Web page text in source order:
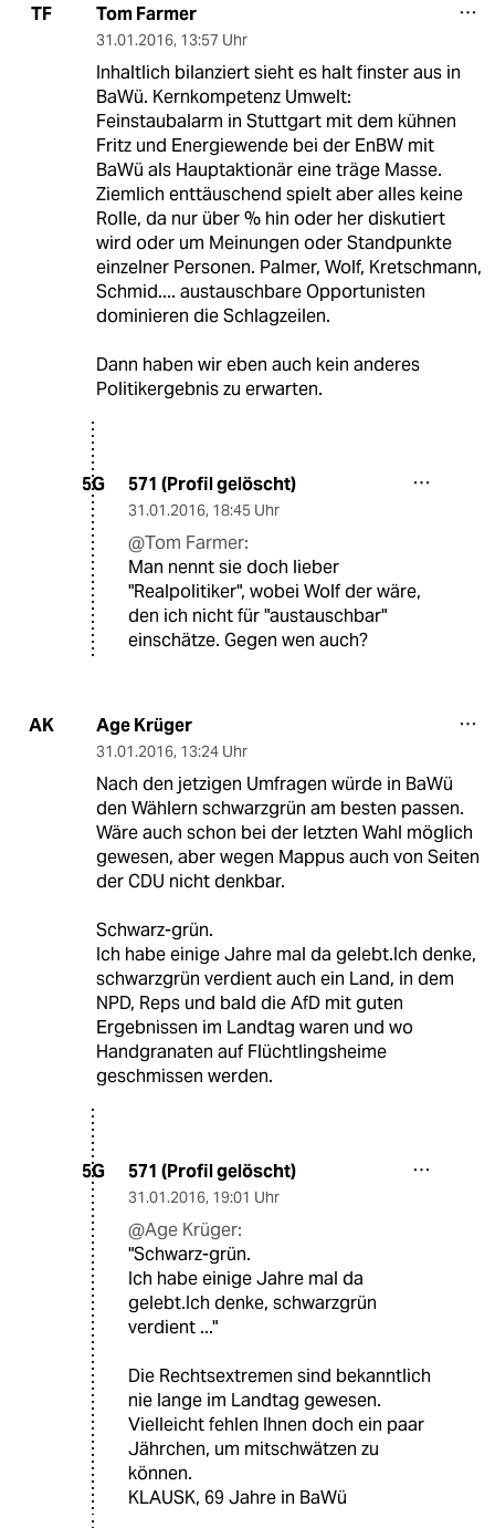
TF Tom Farmer
31.01.2016, 13:57 Uhr
Inhaltlich bilanziert sieht es halt finster aus in
BaWü. Kernkompetenz Umwelt:
Feinstaubalarm in Stuttgart mit dem kühnen
Fritz und Energiewende bei der EnBW mit
BaWü als Hauptaktionär eine träge Masse.
Ziemlich enttäuschend spielt aber alles keine
Rolle, da nur über % hin oder her diskutiert
wird oder um Meinungen oder Standpunkte
einzelner Personen. Palmer, Wolf, Kretschmann,
Schmid.... austauschbare Opportunisten
dominieren die Schlagzeilen.
Dann haben wir eben auch kein anderes
Politikergebnis zu erwarten.
5G 571 (Profil gelöscht)
31.01.2016, 18:45 Uhr
@Tom Farmer:
Man nennt sie doch lieber
"Realpolitiker", wobei Wolf der wäre,
den ich nicht für "austauschbar"
einschätze. Gegen wen auch?
AK Age Krüger
31.01.2016, 13:24 Uhr
Nach den jetzigen Umfragen würde in BaWü
den Wählern schwarzgrün am besten passen.
Wäre auch schon bei der letzten Wahl möglich
gewesen, aber wegen Mappus auch von Seiten
der CDU nicht denkbar.
Schwarz-grün.
Ich habe einige Jahre mal da gelebt.Ich denke,
schwarzgrün verdient auch ein Land, in dem
NPD, Reps und bald die AfD mit guten
Ergebnissen im Landtag waren und wo
Handgranaten auf Flüchtlingsheime
geschmissen werden.
5G 571 (Profil gelöscht)
31.01.2016, 19:01 Uhr
@Age Krüger:
"Schwarz-grün.
Ich habe einige Jahre mal da
gelebt.Ich denke, schwarzgrün
verdient ..."
Die Rechtsextremen sind bekanntlich
nie lange im Landtag gewesen.
Vielleicht fehlen Ihnen doch ein paar
Jährchen, um mitschwätzen zu
können.
KLAUSK, 69 Jahre in BaWü